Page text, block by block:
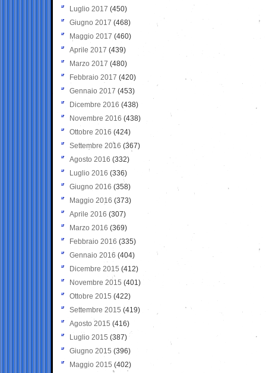
Luglio 2017 (450)
Giugno 2017 (468)
Maggio 2017 (460)
Aprile 2017 (439)
Marzo 2017 (480)
Febbraio 2017 (420)
Gennaio 2017 (453)
Dicembre 2016 (438)
Novembre 2016 (438)
Ottobre 2016 (424)
Settembre 2016 (367)
Agosto 2016 (332)
Luglio 2016 (336)
Giugno 2016 (358)
Maggio 2016 (373)
Aprile 2016 (307)
Marzo 2016 (369)
Febbraio 2016 (335)
Gennaio 2016 (404)
Dicembre 2015 (412)
Novembre 2015 (401)
Ottobre 2015 (422)
Settembre 2015 (419)
Agosto 2015 (416)
Luglio 2015 (387)
Giugno 2015 (396)
Maggio 2015 (402)